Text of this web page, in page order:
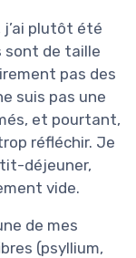
plutôt été
sont de taille
pas des
suis pas une
et pourtant,
réfléchir. Je
déjeuner,
vide.
de mes
(psyllium,